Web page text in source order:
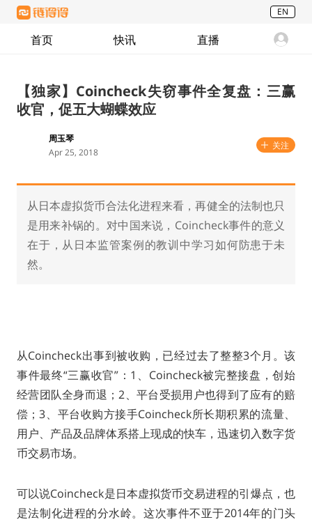
EN
首页 快讯 直播
【独家】Coincheck失窃事件全复盘：三赢
收官，促五大蝴蝶效应
周玉琴
Apr 25, 2018
关注
从日本虚拟货币合法化进程来看，再健全的法制也只
是用来补锅的。对中国来说，Coincheck事件的意义
在于，从日本监管案例的教训中学习如何防患于未
然。
从Coincheck出事到被收购，已经过去了整整3个月。该
事件最终“三赢收官”：1、Coincheck被完整接盘，创始
经营团队全身而退；2、平台受损用户也得到了应有的赔
偿；3、平台收购方接手Coincheck所长期积累的流量、
用户、产品及品牌体系搭上现成的快车，迅速切入数字货
币交易市场。
可以说Coincheck是日本虚拟货币交易进程的引爆点，也
是法制化进程的分水岭。这次事件不亚于2014年的门头